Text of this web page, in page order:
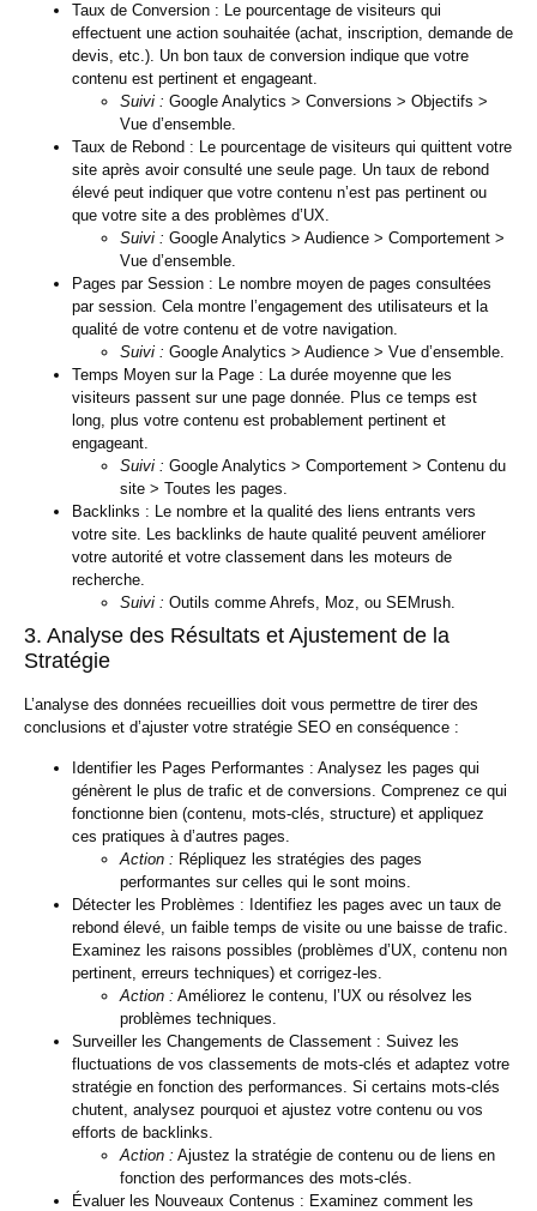
Taux de Conversion : Le pourcentage de visiteurs qui
effectuent une action souhaitée (achat, inscription, demande de
devis, etc.). Un bon taux de conversion indique que votre
contenu est pertinent et engageant.
Suivi : Google Analytics > Conversions > Objectifs >
Vue d’ensemble.
Taux de Rebond : Le pourcentage de visiteurs qui quittent votre
site après avoir consulté une seule page. Un taux de rebond
élevé peut indiquer que votre contenu n’est pas pertinent ou
que votre site a des problèmes d’UX.
Suivi : Google Analytics > Audience > Comportement >
Vue d’ensemble.
Pages par Session : Le nombre moyen de pages consultées
par session. Cela montre l’engagement des utilisateurs et la
qualité de votre contenu et de votre navigation.
Suivi : Google Analytics > Audience > Vue d’ensemble.
Temps Moyen sur la Page : La durée moyenne que les
visiteurs passent sur une page donnée. Plus ce temps est
long, plus votre contenu est probablement pertinent et
engageant.
Suivi : Google Analytics > Comportement > Contenu du
site > Toutes les pages.
Backlinks : Le nombre et la qualité des liens entrants vers
votre site. Les backlinks de haute qualité peuvent améliorer
votre autorité et votre classement dans les moteurs de
recherche.
Suivi : Outils comme Ahrefs, Moz, ou SEMrush.
3. Analyse des Résultats et Ajustement de la
Stratégie
L’analyse des données recueillies doit vous permettre de tirer des
conclusions et d’ajuster votre stratégie SEO en conséquence :
Identifier les Pages Performantes : Analysez les pages qui
génèrent le plus de trafic et de conversions. Comprenez ce qui
fonctionne bien (contenu, mots-clés, structure) et appliquez
ces pratiques à d’autres pages.
Action : Répliquez les stratégies des pages
performantes sur celles qui le sont moins.
Détecter les Problèmes : Identifiez les pages avec un taux de
rebond élevé, un faible temps de visite ou une baisse de trafic.
Examinez les raisons possibles (problèmes d’UX, contenu non
pertinent, erreurs techniques) et corrigez-les.
Action : Améliorez le contenu, l’UX ou résolvez les
problèmes techniques.
Surveiller les Changements de Classement : Suivez les
fluctuations de vos classements de mots-clés et adaptez votre
stratégie en fonction des performances. Si certains mots-clés
chutent, analysez pourquoi et ajustez votre contenu ou vos
efforts de backlinks.
Action : Ajustez la stratégie de contenu ou de liens en
fonction des performances des mots-clés.
Évaluer les Nouveaux Contenus : Examinez comment les